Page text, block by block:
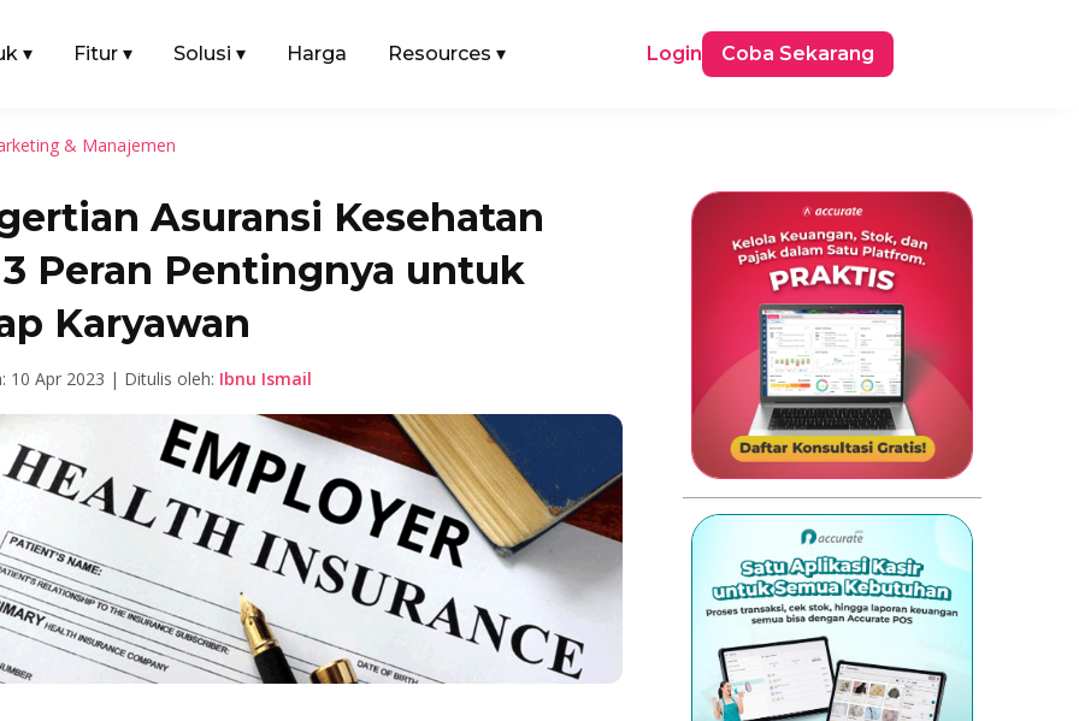
▾ Fitur ▾ Solusi ▾ Harga Resources ▾ Login Coba Sekarang
& Manajemen
Asuransi Kesehatan
Peran Pentingnya untuk
Karyawan
10 Apr 2023 | Ditulis oleh: Ibnu Ismail